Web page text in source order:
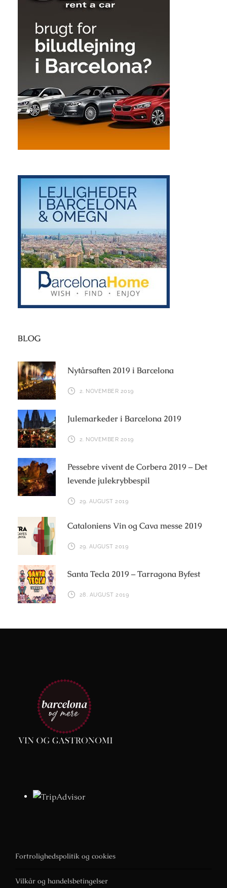
BLOG
Nytårsaften 2019 i Barcelona
2. NOVEMBER 2019
Julemarkeder i Barcelona 2019
2. NOVEMBER 2019
Pessebre vivent de Corbera 2019 – Det
levende julekrybbespil
29. AUGUST 2019
Cataloniens Vin og Cava messe 2019
29. AUGUST 2019
Santa Tecla 2019 – Tarragona Byfest
28. AUGUST 2019
Fortrolighedspolitik og cookies
Vilkår og handelsbetingelser